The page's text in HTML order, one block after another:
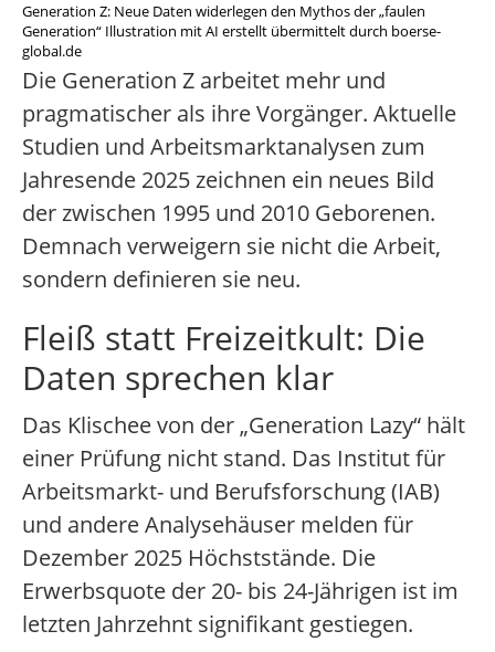
Generation Z: Neue Daten widerlegen den Mythos der „faulen
Generation“ Illustration mit AI erstellt übermittelt durch boerse-
global.de
Die Generation Z arbeitet mehr und
pragmatischer als ihre Vorgänger. Aktuelle
Studien und Arbeitsmarktanalysen zum
Jahresende 2025 zeichnen ein neues Bild
der zwischen 1995 und 2010 Geborenen.
Demnach verweigern sie nicht die Arbeit,
sondern definieren sie neu.
Fleiß statt Freizeitkult: Die
Daten sprechen klar
Das Klischee von der „Generation Lazy“ hält
einer Prüfung nicht stand. Das Institut für
Arbeitsmarkt- und Berufsforschung (IAB)
und andere Analysehäuser melden für
Dezember 2025 Höchststände. Die
Erwerbsquote der 20- bis 24-Jährigen ist im
letzten Jahrzehnt signifikant gestiegen.